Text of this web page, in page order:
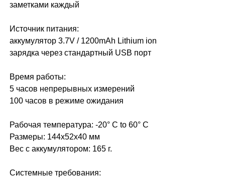
заметками каждый
Источник питания:
аккумулятор 3.7V / 1200mAh Lithium ion
зарядка через стандартный USB порт
Время работы:
5 часов непрерывных измерений
100 часов в режиме ожидания
Рабочая температура: -20° C to 60° C
Размеры: 144х52х40 мм
Вес с аккумулятором: 165 г.
Системные требования: